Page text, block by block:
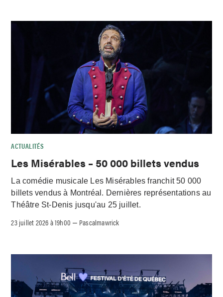
ACTUALITÉS
Les Misérables – 50 000 billets vendus
La comédie musicale Les Misérables franchit 50 000
billets vendus à Montréal. Dernières représentations au
Théâtre St-Denis jusqu'au 25 juillet.
23 juillet 2026 à 19h00 – Pascalmawrick